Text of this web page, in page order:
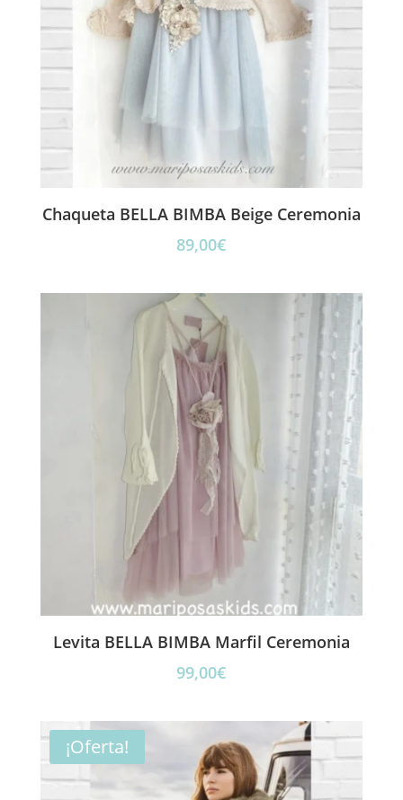
Chaqueta BELLA BIMBA Beige Ceremonia
89,00€
Levita BELLA BIMBA Marfil Ceremonia
99,00€
¡Oferta!